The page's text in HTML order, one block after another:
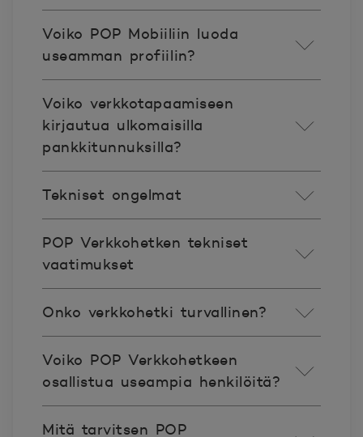
Voiko POP Mobiiliin luoda
useamman profiilin?
Voiko verkkotapaamiseen
kirjautua ulkomaisilla
pankkitunnuksilla?
Tekniset ongelmat
POP Verkkohetken tekniset
vaatimukset
Onko verkkohetki turvallinen?
Voiko POP Verkkohetkeen
osallistua useampia henkilöitä?
Mitä tarvitsen POP